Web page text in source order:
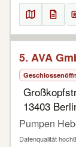
5. AVA
Geschlossen
13403
Pumpen
Datenqualität hoch